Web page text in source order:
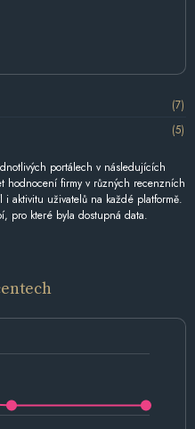
(7)
(5)
portálech v následujících
hodnocení firmy v různých recenzních
aktivitu uživatelů na každé platformě.
pro které byla dostupná data.